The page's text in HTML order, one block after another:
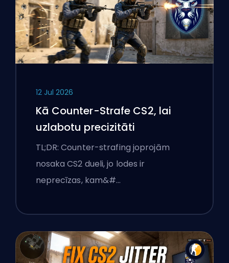
12 Jul 2026
Kā Counter-Strafe CS2, lai
uzlabotu precizitāti
TL;DR: Counter-strafing joprojām
nosaka CS2 dueli, jo lodes ir
neprecīzas, kam&#…